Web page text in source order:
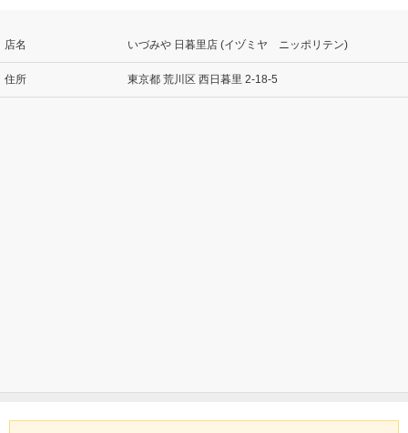
店名 いづみや 日暮里店 (イヅミヤ ニッポリテン)
住所 東京都 荒川区 西日暮里 2-18-5